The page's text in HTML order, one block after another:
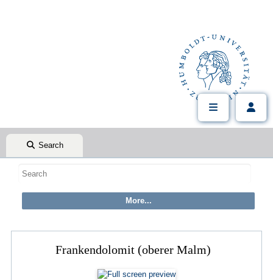
Search
Frankendolomit (oberer Malm)